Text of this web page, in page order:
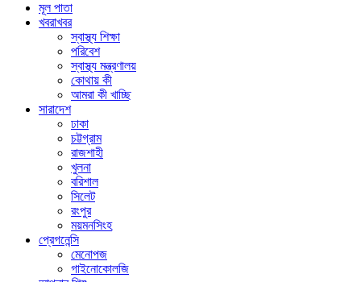
মূল পাতা
খবরাখবর
স্বাস্থ্য শিক্ষা
পরিবেশ
স্বাস্থ্য মন্ত্রণালয়
কোথায় কী
আমরা কী খাচ্ছি
সারাদেশ
ঢাকা
চট্টগ্রাম
রাজশাহী
খুলনা
বরিশাল
সিলেট
রংপুর
ময়মনসিংহ
প্রেগনেন্সি
মেনোপজ
গাইনোকোলজি